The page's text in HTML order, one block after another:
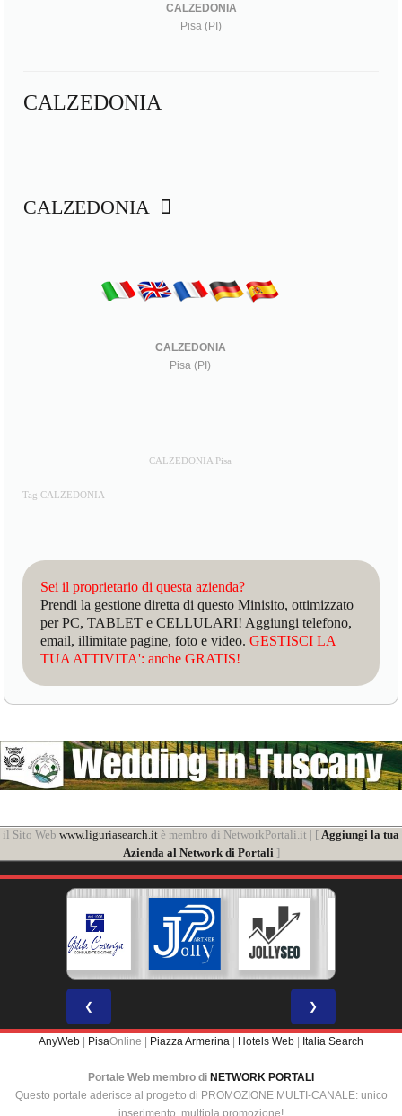
CALZEDONIA
Pisa (PI)
CALZEDONIA
CALZEDONIA
CALZEDONIA
Pisa (PI)
CALZEDONIA Pisa
Tag CALZEDONIA
Sei il proprietario di questa azienda?
Prendi la gestione diretta di questo Minisito, ottimizzato
per PC, TABLET e CELLULARI! Aggiungi telefono,
email, illimitate pagine, foto e video.GESTISCI LA
TUA ATTIVITA': anche GRATIS!
il Sito Web www.liguriasearch.it è membro di NetworkPortali.it | [ Aggiungi la tua
Azienda al Network di Portali]
❮ ❯
AnyWeb PisaOnline | Piazza Armerina Hotels Web Italia Search
Portale Web membro di NETWORK PORTALI
Questo portale aderisce al progetto di PROMOZIONE MULTI-CANALE: unico
inserimento, multipla promozione!